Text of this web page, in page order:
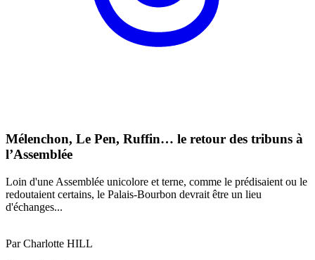
Mélenchon, Le Pen, Ruffin… le retour des tribuns à
l’Assemblée
Loin d'une Assemblée unicolore et terne, comme le prédisaient ou le
redoutaient certains, le Palais-Bourbon devrait être un lieu
d'échanges...
Par Charlotte HILL